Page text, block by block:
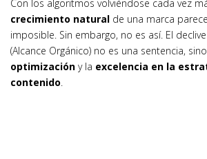
Con los algoritmos volviéndose cada vez
crecimiento natural de una marca
imposible. Sin embargo, no es así. El
(Alcance Orgánico) no es una sentencia,
optimización y la excelencia en la
contenido.